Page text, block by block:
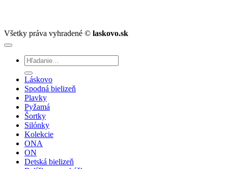
Všetky práva vyhradené © laskovo.sk
Hľadať:
Láskovo
Spodná bielizeň
Plavky
Pyžamá
Šortky
Silónky
Kolekcie
ONA
ON
Detská bielizeň